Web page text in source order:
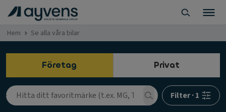
Hem Se alla våra bilar
Företag Privat
Filter·1